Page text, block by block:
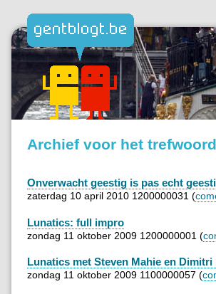
Archief voor het
Onverwacht geestig is pas echt
zaterdag 10 april 2010 1200000031 (
Lunatics: full impro
zondag 11 oktober 2009 1200000001 (
Lunatics met Steven Mahie en Dimitri
zondag 11 oktober 2009 1100000057 (